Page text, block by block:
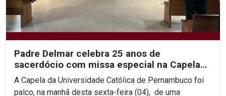
Padre Delmar celebra 25 anos de
sacerdócio com missa especial na Capela
da Unicap
A Capela da Universidade Católica de Pernambuco foi
palco, na manhã desta sexta-feira (04), de uma